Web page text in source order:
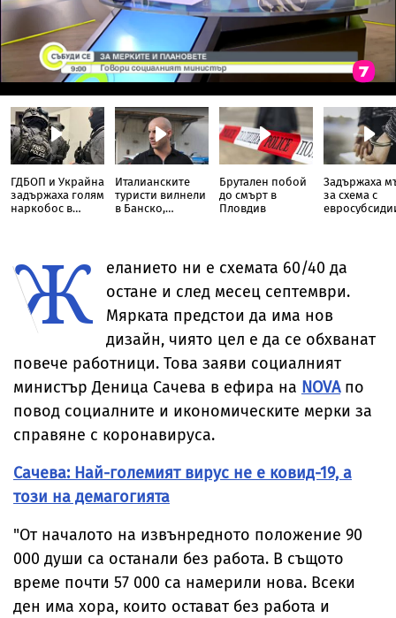
ГДБОП и Украйна
задържаха голям
наркобос в
Италианските
туристи вилнели
в Банско,
полицията
Брутален побой
до смърт в
Пловдив
Задържаха
за схема с
стигна до
Ж
еланието ни е схемата 60/40 да
остане и след месец септември.
Мярката предстои да има нов
дизайн, чиято цел е да се обхванат
повече работници. Това заяви социалният
министър Деница Сачева в ефира на NOVAпо
повод социалните и икономическите мерки за
справяне с коронавируса.
Сачева: Най-големият вирус не е ковид-19, а
този на демагогията
"От началото на извънредното положение 90
000 души са останали без работа. В същото
време почти 57 000 са намерили нова. Всеки
ден има хора, които остават без работа и